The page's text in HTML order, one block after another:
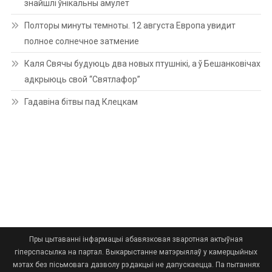
знайшлі ўнікальны амулет
Полторы минуты темноты. 12 августа Европа увидит
полное солнечное затмение
Каля Свячы будуюць два новых птушнікі, а ў Бешанковічах
адкрыюць свой “Святлафор”
Гадавіна бітвы пад Клецкам
Пры цытаванні інфармацыі абавязковая зваротная актыўная
гіперспасылка на партал. Выкарыстанне матэрыялаў у камерцыйных
мэтах без пісьмовага дазволу рэдакцыі не дапускаецца. Па пытаннях